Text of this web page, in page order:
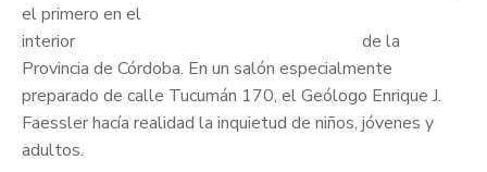
el primero en el
interior de la
Provincia de Córdoba. En un salón especialmente
preparado de calle Tucumán 170, el Geólogo Enrique J.
Faessler hacía realidad la inquietud de niños, jóvenes y
adultos.